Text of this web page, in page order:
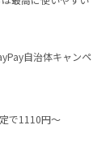
自治体キャンペ
で1110円～